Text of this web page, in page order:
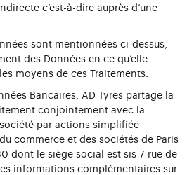
c’est-à-dire auprès d’une
sont mentionnées ci-dessus,
des Données en ce qu’elle
moyens de ces Traitements.
Bancaires, AD Tyres partage la
conjointement avec la
par actions simplifiée
commerce et des sociétés de Paris
dont le siège social est sis 7 rue de
informations complémentaires sur